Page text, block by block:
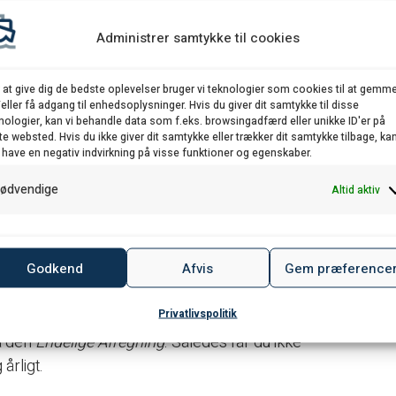
Administrer samtykke til cookies
at give dig de bedste oplevelser bruger vi teknologier som cookies til at
få adgang til enhedsoplysninger. Hvis du giver dit samtykke til disse
kan vi behandle data som f.eks. browsingadfærd eller unikke ID'er på
websted. Hvis du ikke giver dit samtykke eller trækker dit samtykke tilbage,
en negativ indvirkning på visse funktioner og egenskaber.
Altid aktiv
Godkend Afvis Gem
Privatlivspolitik
til pensioner, ATP-bidrag samt DIS-fradrag
i DIS
begrænset fart, er det også muligt at få
kasse og fagforeningskontingent.
din tilladelse for at indhente din
ikke forskudsopgørelser. Ved hjælp af MitID
dig digitalt. Under fanen DOWNLOAD, kan
det første år, da du højest sandsynligt ikke har
ved, at du ikke udfylder indkomstfelterne på
hos SKAT, når det er lavet og
denEndelige Afregning. Således får du ikke